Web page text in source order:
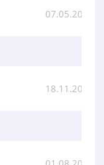
07.05.2024
18.11.2023